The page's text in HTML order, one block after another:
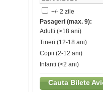
+/- 2 zile
Pasageri (max. 9):
Adulti (>18 ani)
Tineri (12-18 ani)
Copii (2-12 ani)
Infanti (<2 ani)
Cauta Bilete